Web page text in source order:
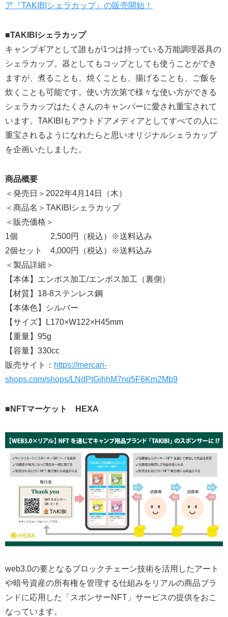
ア『TAKIBIシェラカップ』の販売開始！
■TAKIBIシェラカップ
キャンプギアとして誰もが1つは持っている万能調理器具の
シェラカップ。器としてもコップとしても使うことができ
ますが、煮ることも、焼くことも、揚げることも、ご飯を
炊くことも可能です。使い方次第で様々な使い方ができる
シェラカップはたくさんのキャンパーに愛され重宝されて
います。TAKIBIもアウトドアメディアとしてすべての人に
重宝されるようになれたらと思いオリジナルシェラカップ
を企画いたしました。
商品概要
＜発売日＞2022年4月14日（木）
＜商品名＞TAKIBIシェラカップ
＜販売価格＞
1個 2,500円（税込）※送料込み
2個セット 4,000円（税込）※送料込み
＜製品詳細＞
【本体】エンボス加工/エンボス加工（裏側）
【材質】18-8ステンレス鋼
【本体色】シルバー
【サイズ】L170×W122×H45mm
【重量】95g
【容量】330cc
販売サイト： https://mercari-
shops.com/shops/LNdPtGihhM7nq5F6Km2Mb9
■NFTマーケット HEXA
web3.0の要となるブロックチェーン技術を活用したアート
や暗号資産の所有権を管理する仕組みをリアルの商品ブラ
ンドに応用した「スポンサーNFT」サービスの提供をおこ
なっています。